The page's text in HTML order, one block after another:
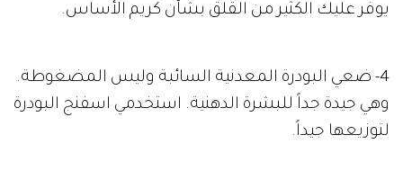
يوفر عليك الكثير من القلق بشأن كريم الأساس.
4- ضعي البودرة المعدنية السائبة وليس المضغوطة.
وهي جيدة جداً للبشرة الدهنية. استخدمي اسفنج البودرة
لتوزيعها جيداً.